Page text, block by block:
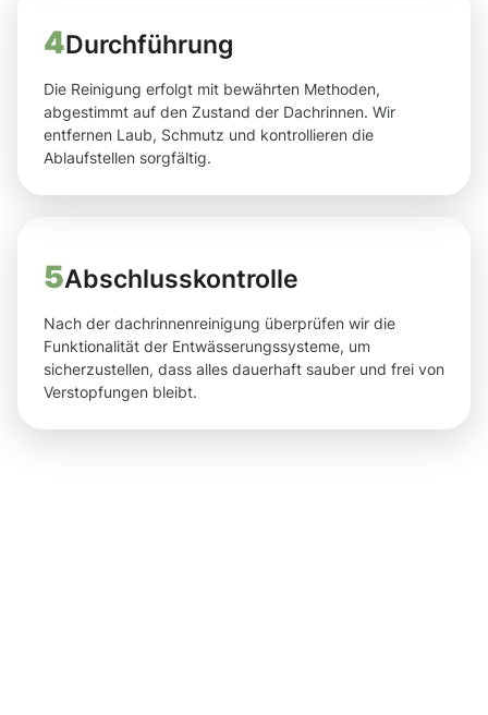
4Durchführung
Die Reinigung erfolgt mit bewährten Methoden,
abgestimmt auf den Zustand der Dachrinnen. Wir
entfernen Laub, Schmutz und kontrollieren die
Ablaufstellen sorgfältig.
5Abschlusskontrolle
Nach der dachrinnenreinigung überprüfen wir die
Funktionalität der Entwässerungssysteme, um
sicherzustellen, dass alles dauerhaft sauber und frei von
Verstopfungen bleibt.